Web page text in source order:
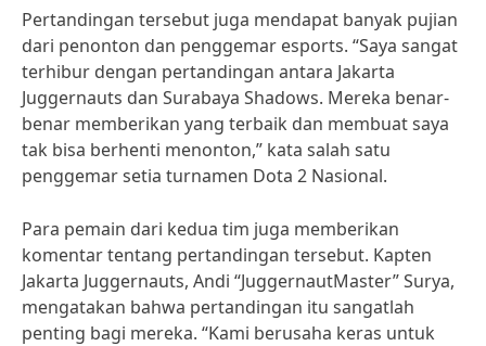
Pertandingan tersebut juga mendapat banyak pujian
dari penonton dan penggemar esports. “Saya sangat
terhibur dengan pertandingan antara Jakarta
Juggernauts dan Surabaya Shadows. Mereka benar-
benar memberikan yang terbaik dan membuat saya
tak bisa berhenti menonton,” kata salah satu
penggemar setia turnamen Dota 2 Nasional.
Para pemain dari kedua tim juga memberikan
komentar tentang pertandingan tersebut. Kapten
Jakarta Juggernauts, Andi “JuggernautMaster” Surya,
mengatakan bahwa pertandingan itu sangatlah
penting bagi mereka. “Kami berusaha keras untuk